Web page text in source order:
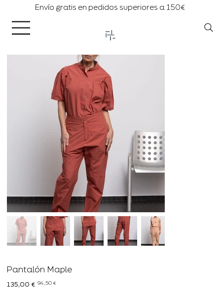
Envío gratis en pedidos superiores a 150€
Pantalón Maple
Precio
original
135,00 € Precio
94,50 €